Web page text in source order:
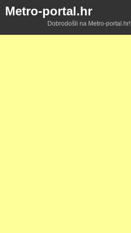
Metro-portal.hr
Dobrodošli na Metro-portal.hr!